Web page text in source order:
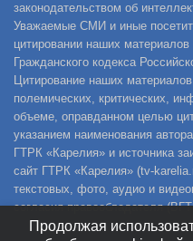
законодательством об
Уважаемые СМИ и иные
цитировании наших
Гражданского кодекса
Цитирование наших
полемических, критических,
объеме, оправданном целью
указанием наименования
ГТРК «Карелия» и источника
сайт ГТРК «Карелия» (tv-
текстовых, фото, аудио и
согласия правообладателя
Продолжая